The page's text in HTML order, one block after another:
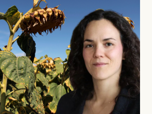
2026
är ganska politiskt”
2026
2026